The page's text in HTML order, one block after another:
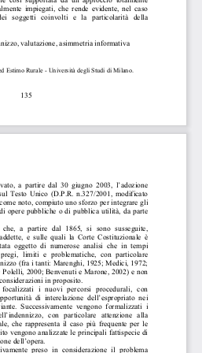
135
impiegati,  che  rende  evidente,  nel  caso
soggetti   coinvolti   e   la   particolarità   della
valutazione, asimmetria informativa
Estimo Rurale - Università degli Studi di Milano.
a  partire  dal  30  giugno  2003,  l’adozione
Testo  Unico  (D.P.R.  n.327/2001,  modificato
noto, compiuto uno sforzo per integrare gli
opere pubbliche o di pubblica utilità, da parte
a  partire  dal  1865,  si  sono  susseguite,
e  sulle  quali  la  Corte  Costituzionale  è
oggetto  di  numerose  analisi  che  in  tempi
limiti  e  problematiche,  con  particolare
(fra i tanti: Marenghi, 1925; Medici, 1972;
Polelli, 2000; Benvenuti e Marone, 2002) e non
in proposito.
focalizzati   i   nuovi   percorsi   procedurali,   con
di  interelazione  dell’espropriato  nei
Successivamente  vengono  formalizzati  i
con   particolare   attenzione   alla
che  rappresenta  il  caso  più  frequente  per  le
vengono analizzate le principali fattispecie di
dell’opera.
preso  in  considerazione  il  problema